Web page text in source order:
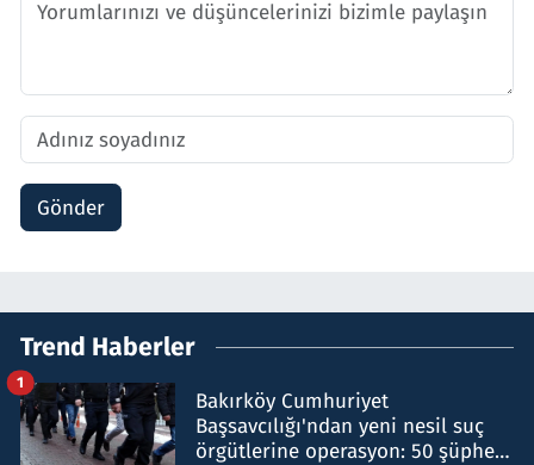
Gönder
Trend Haberler
Bakırköy Cumhuriyet
Başsavcılığı'ndan yeni nesil suç
örgütlerine operasyon: 50 şüpheli
1